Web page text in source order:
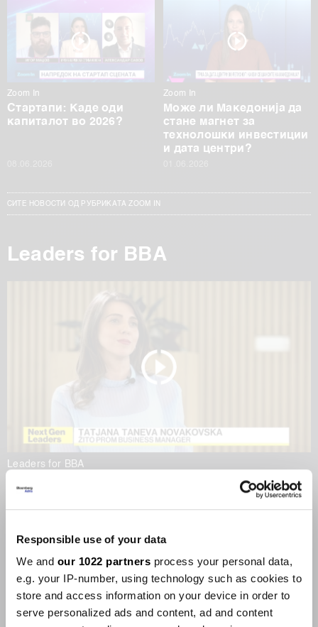
Responsible use of your data
We and our 1022 partners process your personal data,
e.g. your IP-number, using technology such as cookies to
store and access information on your device in order to
serve personalized ads and content, ad and content
Zoom In
Стартапи: Каде оди
капиталот во 2026?
Zoom In
Може ли Македонија да
стане магнет за
технолошки инвестиции
и дата центри?
СИТЕ НОВОСТИ ОД РУБРИКАТА ZOOM IN
Leaders for BBA
Leaders for BBA
Храна меѓу локалното и